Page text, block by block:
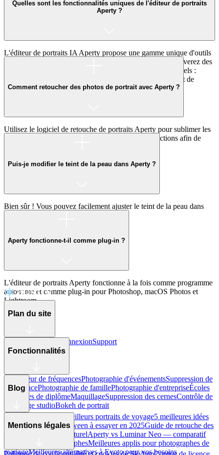
Quelles sont les fonctionnalités uniques de l'éditeur de portraits
Aperty ?
L'éditeur de portraits IA Aperty propose une gamme unique d'outils
pour sublimer vos portraits en toute simplicité. Vous y trouverez des
fonctionnalités conçues pour créer des portraits exceptionnels :
remodelage, retouche, suppression des imperfections, ajout de
maquillage et bien plus encore.
Comment retoucher des photos de portrait avec Aperty ?
Utilisez le logiciel de retouche de portraits Aperty pour sublimer les
traits du visage, les couleurs et éliminer les imperfections afin de
Puis-je modifier le teint de la peau dans Aperty ?
Bien sûr ! Vous pouvez facilement ajuster le teint de la peau dans
Aperty fonctionne-t-il comme plug-in ?
L'éditeur de portraits Aperty fonctionne à la fois comme programme
autonome et comme plug-in pour Photoshop, macOS Photos et
Lightroom.
Plan du site
Nouveautés ConnexionSupport
Fonctionnalités
Séparateur de fréquencesPhotographie d'événementsSuppression de
la brillancePhotographie de famillePhotographie d'entrepriseÉcoles
et remises de diplômeMaquillageSuppression des cernesContrôle de
l'éclairage studioBokeh de portrait
Blog
10 conseils pour de meilleurs portraits de voyage5 meilleures idées
de maquillage d'Halloween à essayer en 2025Guide de retouche des
yeux pour un rendu naturelAperty vs Luminar Neo — comparatif
complet pour photographesMeilleures applis pour photographes de
mariageMeilleures alternatives à Evoto pour vos besoins
Mentions légales